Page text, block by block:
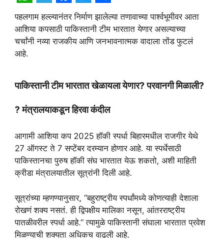
W
h
a
t
A
p
T
e
l
r
a
F
a
c
o
o
k
T
w
i
e
r
S
h
a
पहलगाम हल्ल्यानंतर निर्माण झालेल्या तणावाच्या पार्श्वभूमीवर आता
आशिया कपसाठी पाकिस्तानी टीम भारतात येणार असल्याच्या
चर्चांनी नव्या राजकीय आणि जनभावनात्मक वादाला तोंड फुटलं
आहे.
पाकिस्तानी टीम भारतात खेळायला येणार? परवानगी मिळाली?
? मंत्रालयाकडून हिरवा कंदील
आगामी आशिया कप 2025 हॉकी स्पर्धा बिहारमधील राजगीर येथे
27 ऑगस्ट ते 7 सप्टेंबर दरम्यान होणार आहे. या स्पर्धेसाठी
पाकिस्तानचा पुरुष हॉकी संघ भारतात येऊ शकतो, अशी माहिती
क्रीडा मंत्रालयातील सूत्रांनी दिली आहे.
सूत्रांच्या म्हणण्यानुसार, “बहुराष्ट्रीय स्पर्धांमध्ये कोणत्याही देशाला
रोखणं शक्य नसतं. ही द्विपक्षीय मालिका नसून, आंतरराष्ट्रीय
पातळीवरील स्पर्धा आहे.” त्यामुळे पाकिस्तानी संघाला भारतात प्रवेश
मिळण्याची शक्यता अधिकच वाढली आहे.